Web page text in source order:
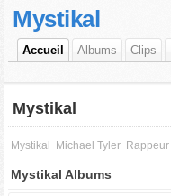
Mystikal
Accueil Albums Clips
Mystikal
Mystikal Michael Tyler Rappeur
Mystikal Albums